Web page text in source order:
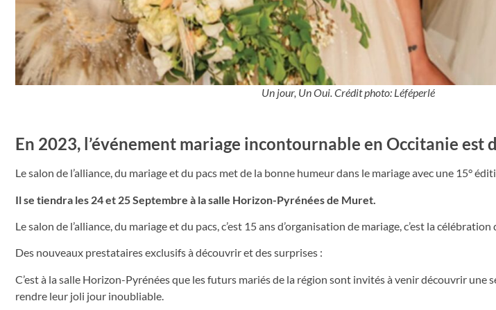
Un jour, Un Oui. Crédit photo: Léféperlé
En 2023, l’événement mariage incontournable en Occitanie est
Le salon de l’alliance, du mariage et du pacs met de la bonne humeur dans le mariage avec une 15°
Il se tiendra les 24 et 25 Septembre à la salle Horizon-Pyrénées de Muret.
Le salon de l’alliance, du mariage et du pacs, c’est 15 ans d’organisation de mariage, c’est la célébration
Des nouveaux prestataires exclusifs à découvrir et des surprises :
C’est à la salle Horizon-Pyrénées que les futurs mariés de la région sont invités à venir découvrir
rendre leur joli jour inoubliable.